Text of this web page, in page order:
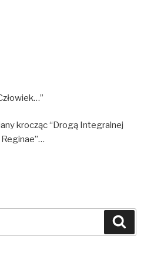
krocząc “Drogą Integralnej